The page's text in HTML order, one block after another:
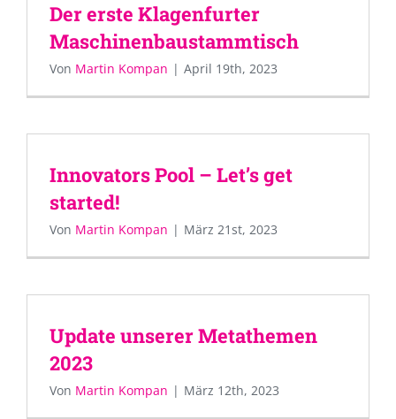
Der erste Klagenfurter
Maschinenbaustammtisch
Von Martin Kompan | April 19th, 2023
Innovators Pool – Let’s get
started!
Von Martin Kompan | März 21st, 2023
Update unserer Metathemen
2023
Von Martin Kompan | März 12th, 2023